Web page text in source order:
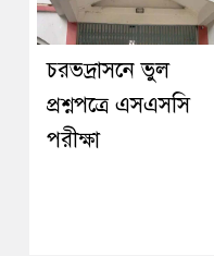
চরভদ্রাসনে ভুল
প্রশ্নপত্রে এসএসসি
পরীক্ষা